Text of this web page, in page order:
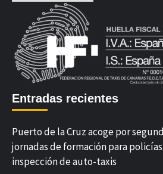
Entradas recientes
Puerto de la Cruz acoge por
jornadas de formación para
inspección de auto-taxis